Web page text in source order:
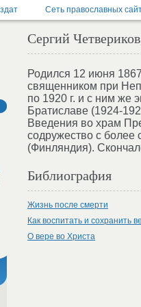
Сергий
Родился 12 июня
священником при
по 1920 г. и с ним же
Братиславе (1924-
Введения во храм
содружество с более
(Финляндия).
Библиография
Жизнь после смерти
Как воспитать и сохранить
О вере во Христа